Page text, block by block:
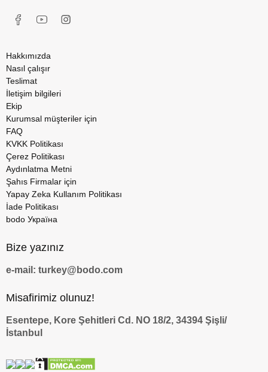
Hakkımızda
Nasıl çalışır
Teslimat
İletişim bilgileri
Ekip
Kurumsal müşteriler için
FAQ
KVKK Politikası
Çerez Politikası
Aydınlatma Metni
Şahıs Firmalar için
Yapay Zeka Kullanım Politikası
İade Politikası
bodo Україна
Bize yazınız
e-mail: turkey@bodo.com
Misafirimiz olunuz!
Esentepe, Kore Şehitleri Cd. NO 18/2, 34394 Şişli/
İstanbul